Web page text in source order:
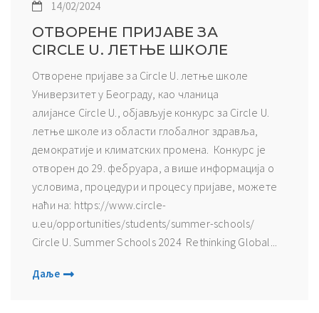
14/02/2024
ОТВОРЕНЕ ПРИЈАВЕ ЗА
CIRCLE U. ЛЕТЊЕ ШКОЛЕ
Отворене пријаве за Circle U. летње школе
Универзитет у Београду, као чланица
алијансе Circle U., објављује конкурс за Circle U.
летње школе из области глобалног здравља,
демократије и климатских промена. Конкурс је
отворен до 29. фебруара, а више информација о
условима, процедури и процесу пријаве, можете
наћи на: https://www.circle-
u.eu/opportunities/students/summer-schools/
Circle U. Summer Schools 2024 Rethinking Global...
Даље